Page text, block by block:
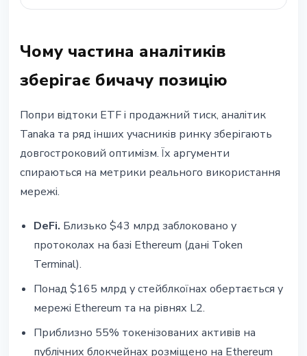
Чому частина аналітиків
зберігає бичачу позицію
Попри відтоки ETF і продажний тиск, аналітик
Tanaka та ряд інших учасників ринку зберігають
довгостроковий оптимізм. Їх аргументи
спираються на метрики реального використання
мережі.
DeFi. Близько $43 млрд заблоковано у
протоколах на базі Ethereum (дані Token
Terminal).
Понад $165 млрд у стейблкоїнах обертається у
мережі Ethereum та на рівнях L2.
Приблизно 55% токенізованих активів на
публічних блокчейнах розміщено на Ethereum